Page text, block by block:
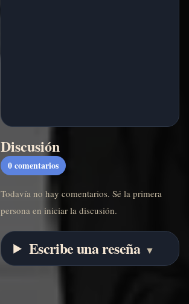
Discusión
0 comentarios
Todavía no hay comentarios. Sé la primera
persona en iniciar la discusión.
Escribe una reseña ▼